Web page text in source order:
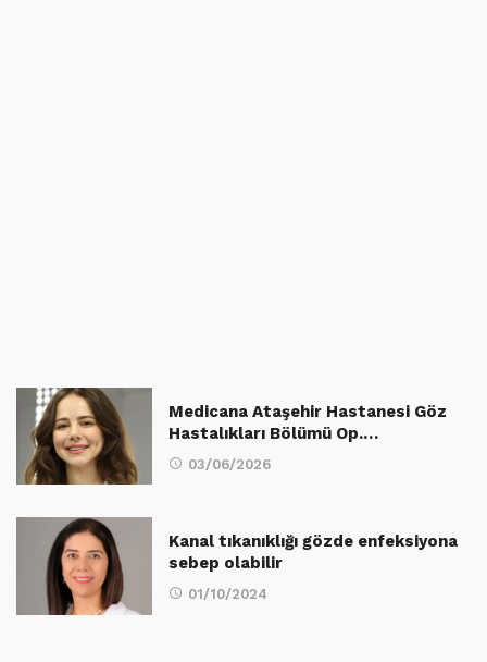
Medicana Ataşehir Hastanesi Göz
Hastalıkları Bölümü Op.…
03/06/2026
Kanal tıkanıklığı gözde enfeksiyona
sebep olabilir
01/10/2024